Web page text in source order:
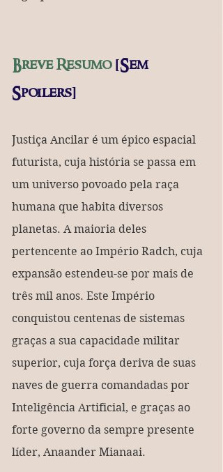
Breve Resumo [Sem
Spoilers]
Justiça Ancilar é um épico espacial
futurista, cuja história se passa em
um universo povoado pela raça
humana que habita diversos
planetas. A maioria deles
pertencente ao Império Radch, cuja
expansão estendeu-se por mais de
três mil anos. Este Império
conquistou centenas de sistemas
graças a sua capacidade militar
superior, cuja força deriva de suas
naves de guerra comandadas por
Inteligência Artificial, e graças ao
forte governo da sempre presente
líder, Anaander Mianaai.